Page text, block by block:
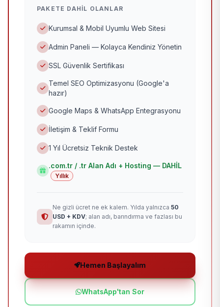
PAKETE DAHIL OLANLAR
Kurumsal & Mobil Uyumlu Web Sitesi
Admin Paneli — Kolayca Kendiniz Yönetin
SSL Güvenlik Sertifikası
Temel SEO Optimizasyonu (Google'a
hazır)
Google Maps & WhatsApp Entegrasyonu
İletişim & Teklif Formu
1 Yıl Ücretsiz Teknik Destek
.com.tr / .tr Alan Adı + Hosting — DAHİL
Yıllık
Ne gizli ücret ne ek kalem. Yılda yalnızca 50
USD + KDV; alan adı, barındırma ve fazlası bu
rakamın içinde.
Hemen Başlayalım
WhatsApp'tan Sor